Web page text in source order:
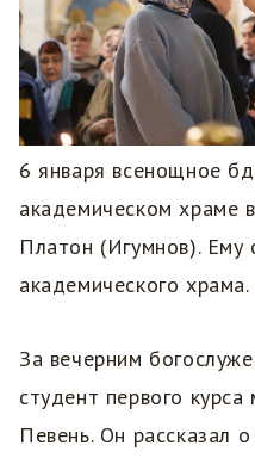
6 января всенощное
академическом храме
Платон (Игумнов). Ему
академического храма.
За вечерним
студент первого
Певень. Он рассказал